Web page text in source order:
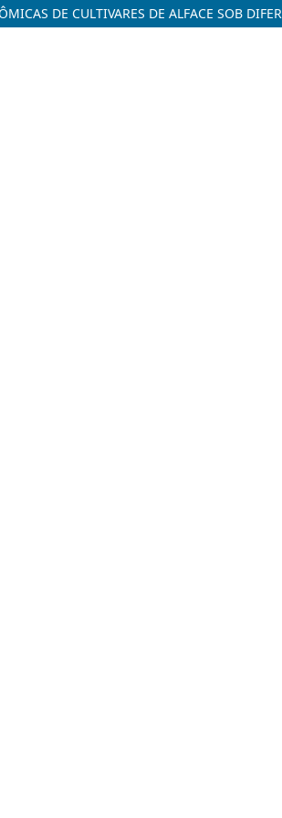
DE CULTIVARES DE ALFACE SOB